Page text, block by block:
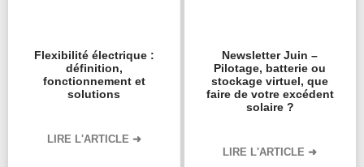
Flexibilité électrique :
définition,
fonctionnement et
solutions
LIRE L'ARTICLE ➜
Newsletter Juin –
Pilotage, batterie ou
stockage virtuel, que
faire de votre excédent
solaire ?
LIRE L'ARTICLE ➜